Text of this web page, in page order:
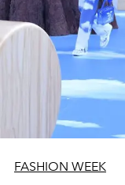
FASHION WEEK